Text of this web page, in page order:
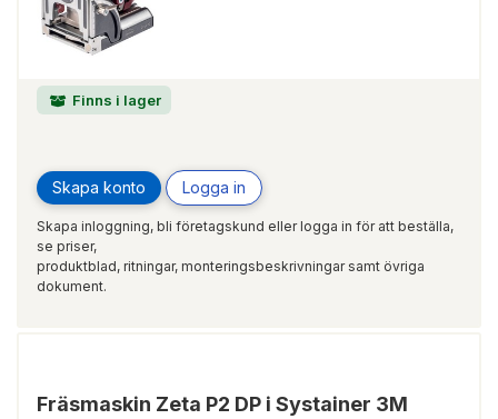
Finns i lager
Skapa konto Logga in
Skapa inloggning, bli företagskund eller logga in för att beställa,
se priser,
produktblad, ritningar, monteringsbeskrivningar samt övriga
dokument.
Fräsmaskin Zeta P2 DP i Systainer 3M